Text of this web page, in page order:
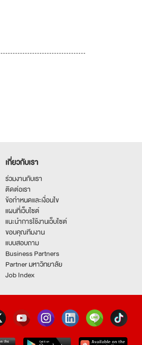
เกี่ยวกับเรา
ร่วมงานกับเรา
ติดต่อเรา
ข้อกำหนดและเงื่อนไข
แผนที่เว็บไซต์
แนะนำการใช้งานเว็บไซต์
ขอบคุณทีมงาน
แบบสอบถาม
Business Partners
Partner มหาวิทยาลัย
Job Index